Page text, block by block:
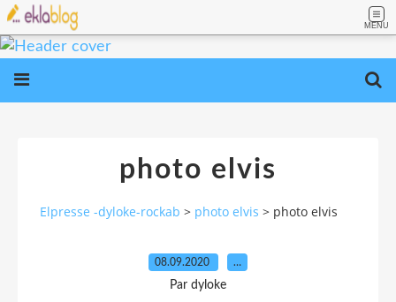
MENU
photo elvis
Elpresse -dyloke-rockab > photo elvis > photo elvis
08.09.2020 …
Par dyloke